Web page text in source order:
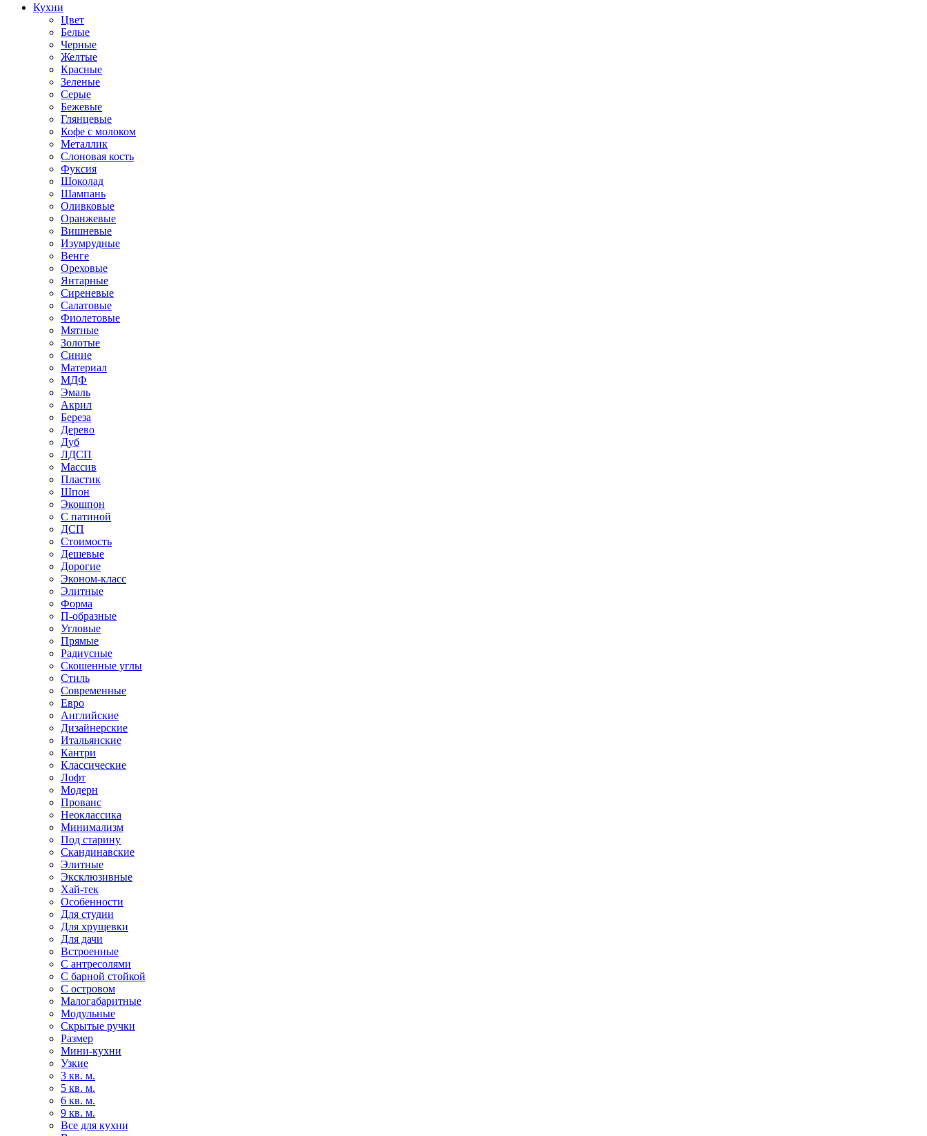
Кухни
Цвет
Белые
Черные
Желтые
Красные
Зеленые
Серые
Бежевые
Глянцевые
Кофе с молоком
Металлик
Слоновая кость
Фуксия
Шоколад
Шампань
Оливковые
Оранжевые
Вишневые
Изумрудные
Венге
Ореховые
Янтарные
Сиреневые
Салатовые
Фиолетовые
Мятные
Золотые
Синие
Материал
МДФ
Эмаль
Акрил
Береза
Дерево
Дуб
ЛДСП
Массив
Пластик
Шпон
Экошпон
С патиной
ДСП
Стоимость
Дешевые
Дорогие
Эконом-класс
Элитные
Форма
П-образные
Угловые
Прямые
Радиусные
Скошенные углы
Стиль
Современные
Евро
Английские
Дизайнерские
Итальянские
Кантри
Классические
Лофт
Модерн
Прованс
Неоклассика
Минимализм
Под старину
Скандинавские
Элитные
Эксклюзивные
Хай-тек
Особенности
Для студии
Для хрущевки
Для дачи
Встроенные
С антресолями
С барной стойкой
С островом
Малогабаритные
Модульные
Скрытые ручки
Размер
Мини-кухни
Узкие
3 кв. м.
5 кв. м.
6 кв. м.
9 кв. м.
Все для кухни